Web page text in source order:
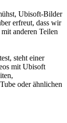
Ubisoft-Bilder
erfreut, dass wir
anderen Teilen
steht einer
mit Ubisoft
oder ähnlichen